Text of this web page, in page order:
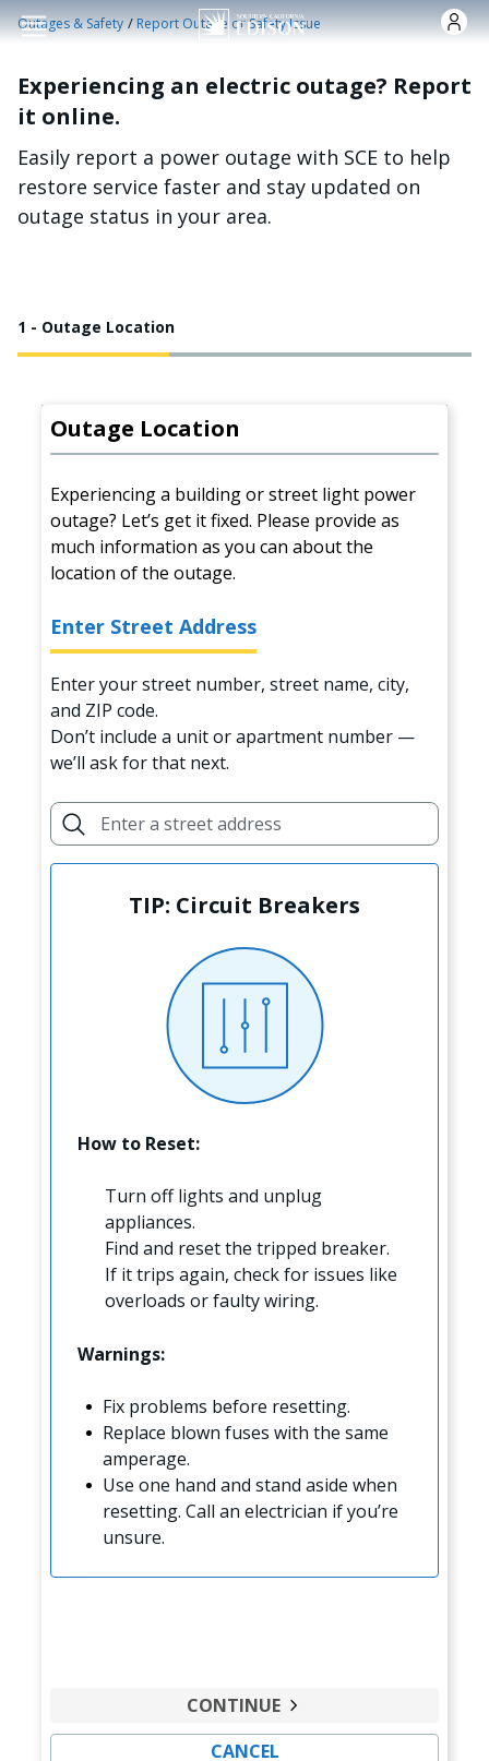
Skip to main content
Outages & Safety /Report Outage or Safety Issue
Experiencing an electric outage? Report
it online.
Easily report a power outage with SCE to help
restore service faster and stay updated on
outage status in your area.
1 - Outage Location
Outage Location
Experiencing a building or street light power
outage? Let’s get it fixed. Please provide as
much information as you can about the
location of the outage.
Enter Street Address
Enter your street number, street name, city,
and ZIP code.
Don’t include a unit or apartment number —
we’ll ask for that next.
TIP: Circuit Breakers
How to Reset:
Turn off lights and unplug
appliances.
Find and reset the tripped breaker.
If it trips again, check for issues like
overloads or faulty wiring.
Warnings:
Fix problems before resetting.
Replace blown fuses with the same
amperage.
Use one hand and stand aside when
resetting. Call an electrician if you’re
unsure.
CANCEL
CONTINUE